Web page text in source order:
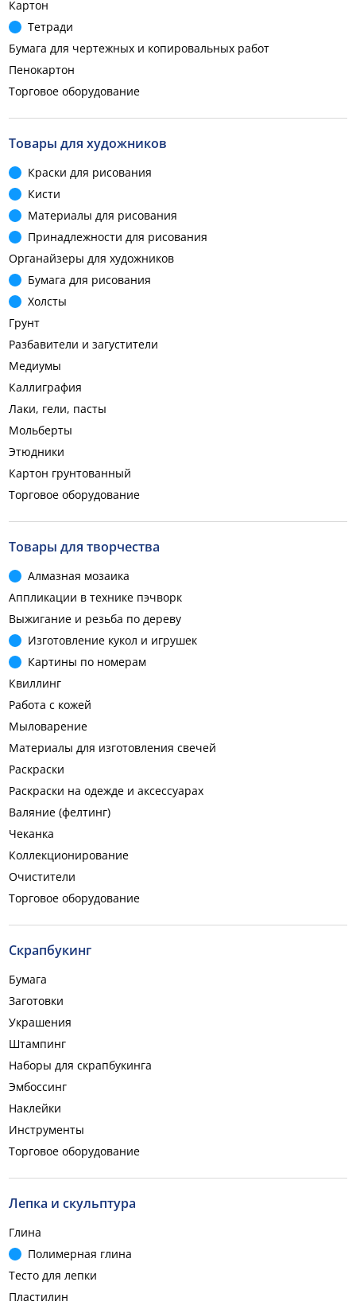
Картон
Тетради
Бумага для чертежных и копировальных работ
Пенокартон
Торговое оборудование
Товары для художников
Краски для рисования
Кисти
Материалы для рисования
Принадлежности для рисования
Органайзеры для художников
Бумага для рисования
Холсты
Грунт
Разбавители и загустители
Медиумы
Каллиграфия
Лаки, гели, пасты
Мольберты
Этюдники
Картон грунтованный
Торговое оборудование
Товары для творчества
Алмазная мозаика
Аппликации в технике пэчворк
Выжигание и резьба по дереву
Изготовление кукол и игрушек
Картины по номерам
Квиллинг
Работа с кожей
Мыловарение
Материалы для изготовления свечей
Раскраски
Раскраски на одежде и аксессуарах
Валяние (фелтинг)
Чеканка
Коллекционирование
Очистители
Торговое оборудование
Скрапбукинг
Бумага
Заготовки
Украшения
Штампинг
Наборы для скрапбукинга
Эмбоссинг
Наклейки
Инструменты
Торговое оборудование
Лепка и скульптура
Глина
Полимерная глина
Тесто для лепки
Пластилин